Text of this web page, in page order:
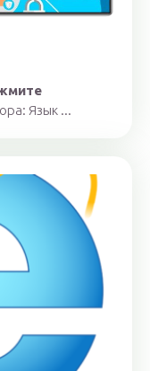
Язык ...